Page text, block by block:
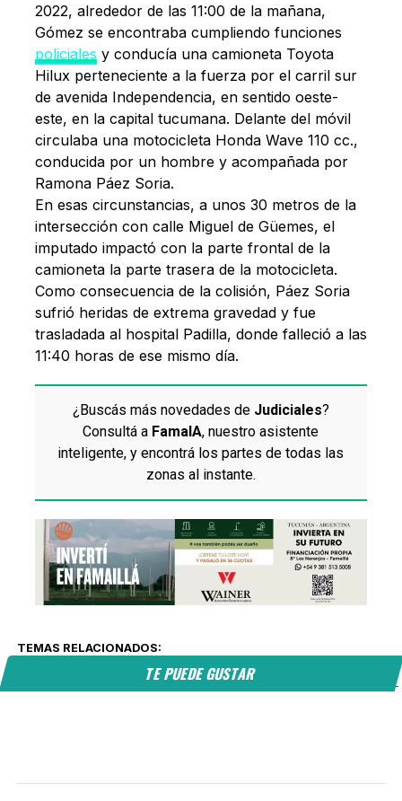
2022, alrededor de las 11:00 de la mañana,
Gómez se encontraba cumpliendo funciones
policiales y conducía una camioneta Toyota
Hilux perteneciente a la fuerza por el carril sur
de avenida Independencia, en sentido oeste-
este, en la capital tucumana. Delante del móvil
circulaba una motocicleta Honda Wave 110 cc.,
conducida por un hombre y acompañada por
Ramona Páez Soria.
En esas circunstancias, a unos 30 metros de la
intersección con calle Miguel de Güemes, el
imputado impactó con la parte frontal de la
camioneta la parte trasera de la motocicleta.
Como consecuencia de la colisión, Páez Soria
sufrió heridas de extrema gravedad y fue
trasladada al hospital Padilla, donde falleció a las
11:40 horas de ese mismo día.
¿Buscás más novedades de Judiciales?
Consultá a FamaIA, nuestro asistente
inteligente, y encontrá los partes de todas las
zonas al instante.
TEMAS RELACIONADOS:
TE PUEDE GUSTAR